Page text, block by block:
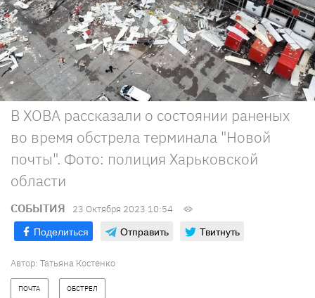
В ХОВА рассказали о состоянии раненых
во время обстрела терминала "Новой
почты". Фото: полиция Харьковской
области
СОБЫТИЯ 23 Октября 2023 10:54
Поделиться Отправить Твитнуть
Автор: Татьяна Костенко
ПОЧТА ОБСТРЕЛ